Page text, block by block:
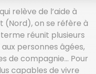
relève de l’aide à
(Nord), on se réfère à
réunit plusieurs
personnes âgées,
de compagnie… Pour
capables de vivre